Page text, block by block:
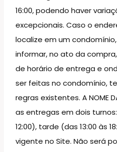
16:00, podendo haver
excepcionais. Caso o
localize em um
informar, no ato da
de horário de entrega e
ser feitas no condomínio,
regras existentes. A NOME
as entregas em dois
12:00), tarde (das 13:00 às
vigente no Site. Não será